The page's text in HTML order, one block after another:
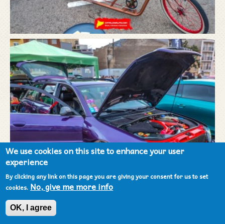
We use cookies on this site to enhance your user
experience
By clicking any link on this page you are giving your consent for us to set
cookies. No, give me more info
OK, I agree